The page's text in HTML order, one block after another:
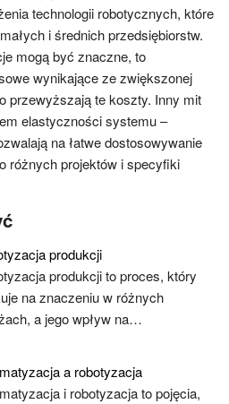
technologii robotycznych, które
i średnich przedsiębiorstw.
mogą być znaczne, to
wynikające ze zwiększonej
przewyższają te koszty. Inny mit
elastyczności systemu –
na łatwe dostosowywanie
różnych projektów i specyfiki
produkcji
produkcji to proces, który
na znaczeniu w różnych
a jego wpływ na…
a robotyzacja
i robotyzacja to pojęcia,